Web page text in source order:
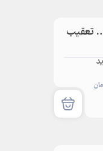
روز بد نبیند4… تعقیب